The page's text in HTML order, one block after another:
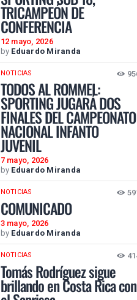
TRICAMPEÓN DE
CONFERENCIA
12 mayo, 2026
by Eduardo Miranda
NOTICIAS
TODOS AL ROMMEL:
SPORTING JUGARÁ DOS
FINALES DEL CAMPEONATO
NACIONAL INFANTO
JUVENIL
7 mayo, 2026
by Eduardo Miranda
NOTICIAS
COMUNICADO
3 mayo, 2026
by Eduardo Miranda
NOTICIAS
Tomás Rodríguez sigue
brillando en Costa Rica con